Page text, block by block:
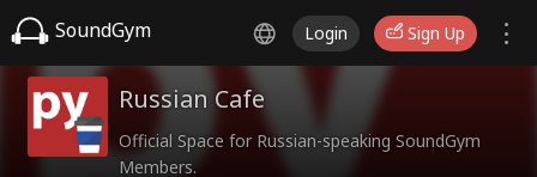
SoundGym Login Sign Up
Russian Cafe
Official Space for Russian-speaking SoundGym
Members.